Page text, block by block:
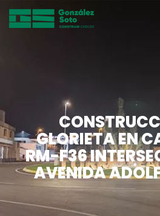
GLORIETA EN
RM-F36
AVENIDA